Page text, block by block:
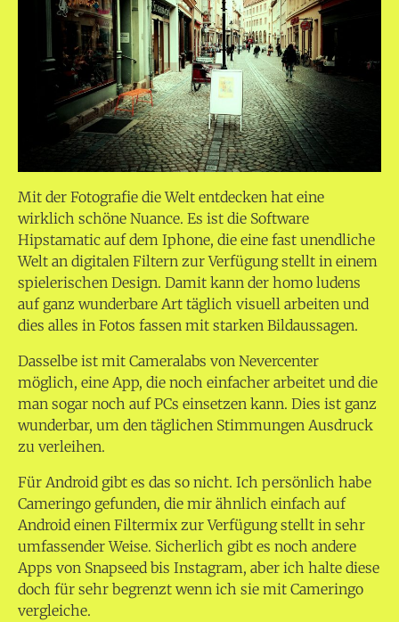
Mit der Fotografie die Welt entdecken hat eine
wirklich schöne Nuance. Es ist die Software
Hipstamatic auf dem Iphone, die eine fast unendliche
Welt an digitalen Filtern zur Verfügung stellt in einem
spielerischen Design. Damit kann der homo ludens
auf ganz wunderbare Art täglich visuell arbeiten und
dies alles in Fotos fassen mit starken Bildaussagen.
Dasselbe ist mit Cameralabs von Nevercenter
möglich, eine App, die noch einfacher arbeitet und die
man sogar noch auf PCs einsetzen kann. Dies ist ganz
wunderbar, um den täglichen Stimmungen Ausdruck
zu verleihen.
Für Android gibt es das so nicht. Ich persönlich habe
Cameringo gefunden, die mir ähnlich einfach auf
Android einen Filtermix zur Verfügung stellt in sehr
umfassender Weise. Sicherlich gibt es noch andere
Apps von Snapseed bis Instagram, aber ich halte diese
doch für sehr begrenzt wenn ich sie mit Cameringo
vergleiche.